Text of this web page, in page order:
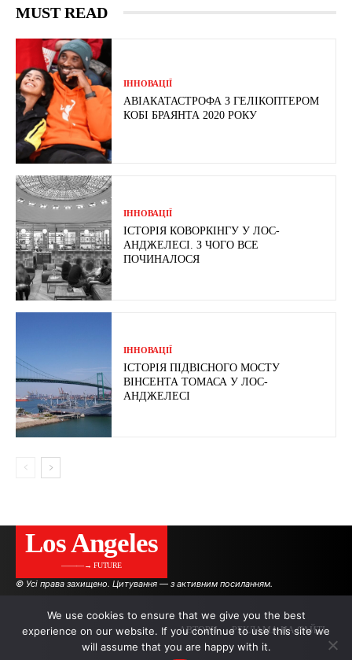
MUST READ
ІННОВАЦІЇ
АВІАКАТАСТРОФА З ГЕЛІКОПТЕРОМ
КОБІ БРАЯНТА 2020 РОКУ
ІННОВАЦІЇ
ІСТОРІЯ КОВОРКІНГУ У ЛОС-
АНДЖЕЛЕСІ. З ЧОГО ВСЕ
ПОЧИНАЛОСЯ
ІННОВАЦІЇ
ІСТОРІЯ ПІДВІСНОГО МОСТУ
ВІНСЕНТА ТОМАСА У ЛОС-
АНДЖЕЛЕСІ
Los Angeles
———→ FUTURE
© Усі права захищено. Цитування — з активним посиланням.
АВТОРИ РЕКЛАМА НА САЙТІ
We use cookies to ensure that we give you the best
experience on our website. If you continue to use this site we
will assume that you are happy with it.